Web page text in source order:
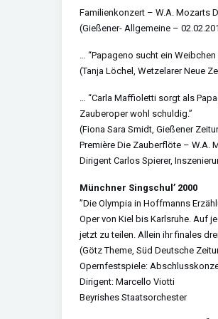
Familienkonzert – W.A. Mozarts
(Gießener- Allgemeine –
… “Papageno sucht ein
(Tanja Löchel, Wetzelarer Neue
… “Carla Maffioletti sorgt als
Zauberoper wohl schuldig.”
(Fiona Sara Smidt, Gießener
Première Die Zauberflöte – W.A.
Dirigent Carlos Spierer,
Münchner Singschul’ 2000
”Die Olympia in Hoffmanns
Oper von Kiel bis Karlsruhe. Auf
jetzt zu teilen. Allein ihr finales
(Götz Theme, Süd Deutsche
Opernfestspiele:
Dirigent: Marcello Viotti
Beyrishes Staatsorchester